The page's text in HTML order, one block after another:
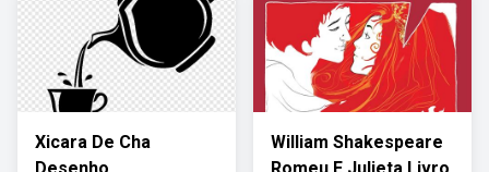
Xicara De Cha
William Shakespeare